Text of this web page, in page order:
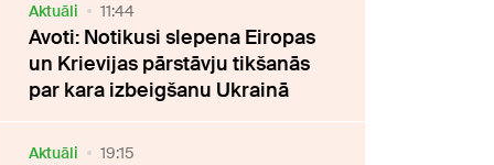
Aktuāli 11:44
Avoti: Notikusi slepena Eiropas
un Krievijas pārstāvju tikšanās
par kara izbeigšanu Ukrainā
Aktuāli 19:15